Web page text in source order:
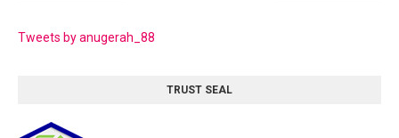
Tweets by anugerah_88
TRUST SEAL